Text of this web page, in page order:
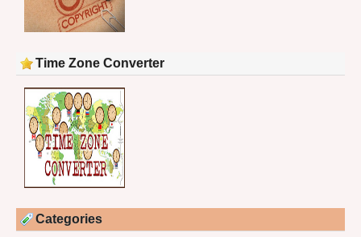
Time Zone Converter
Categories